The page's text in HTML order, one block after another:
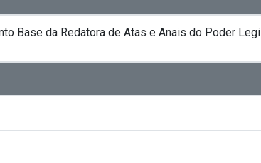
Base da Redatora de Atas e Anais do Poder